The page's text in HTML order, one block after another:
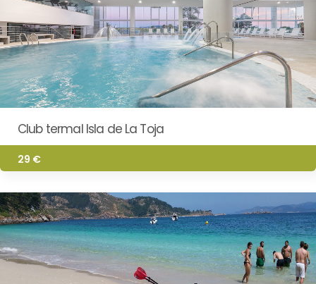
Club termal Isla de La Toja
29 €